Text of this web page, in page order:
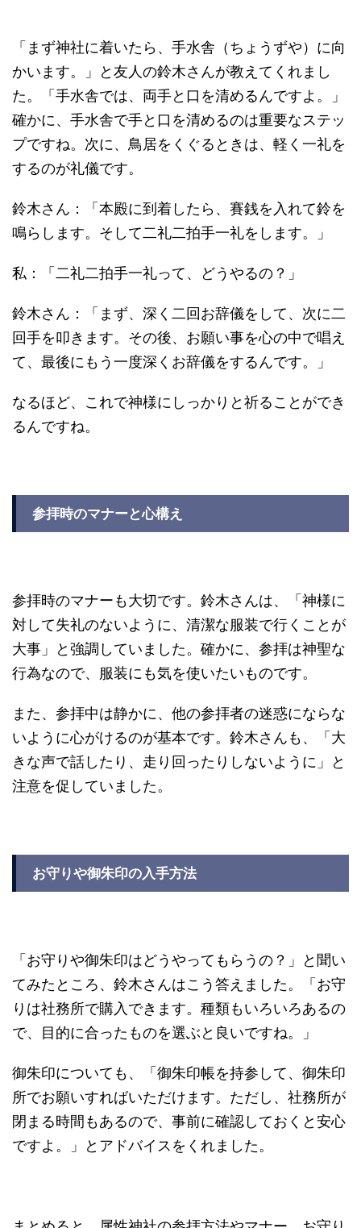
「まず神社に着いたら、手水舎（ちょうずや）に向
かいます。」と友人の鈴木さんが教えてくれまし
た。「手水舎では、両手と口を清めるんですよ。」
確かに、手水舎で手と口を清めるのは重要なステッ
プですね。次に、鳥居をくぐるときは、軽く一礼を
するのが礼儀です。
鈴木さん：「本殿に到着したら、賽銭を入れて鈴を
鳴らします。そして二礼二拍手一礼をします。」
私：「二礼二拍手一礼って、どうやるの？」
鈴木さん：「まず、深く二回お辞儀をして、次に二
回手を叩きます。その後、お願い事を心の中で唱え
て、最後にもう一度深くお辞儀をするんです。」
なるほど、これで神様にしっかりと祈ることができ
るんですね。
参拝時のマナーと心構え
参拝時のマナーも大切です。鈴木さんは、「神様に
対して失礼のないように、清潔な服装で行くことが
大事」と強調していました。確かに、参拝は神聖な
行為なので、服装にも気を使いたいものです。
また、参拝中は静かに、他の参拝者の迷惑にならな
いように心がけるのが基本です。鈴木さんも、「大
きな声で話したり、走り回ったりしないように」と
注意を促していました。
お守りや御朱印の入手方法
「お守りや御朱印はどうやってもらうの？」と聞い
てみたところ、鈴木さんはこう答えました。「お守
りは社務所で購入できます。種類もいろいろあるの
で、目的に合ったものを選ぶと良いですね。」
御朱印についても、「御朱印帳を持参して、御朱印
所でお願いすればいただけます。ただし、社務所が
閉まる時間もあるので、事前に確認しておくと安心
ですよ。」とアドバイスをくれました。